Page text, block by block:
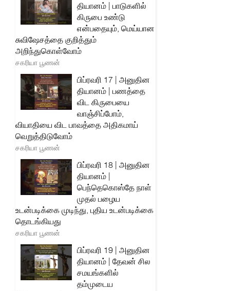
தியானம் | பாடுகளில்
கிருபை உண்டு
என்பதையும், மெய்யான
சுவிஷேசத்தை குறித்தும்
அறிந்துகொள்வோம்
சகரியா பூணன்
பிப்ரவரி 17 | அனுதின
தியானம் | பணத்தை
விட கிருபையை
வாஞ்சிப்போம்,
வியாதியை விட பாவத்தை அதிகமாய்
வெறுத்திடுவோம்
சகரியா பூணன்
பிப்ரவரி 18 | அனுதின
தியானம் |
பெந்தெகொஸ்தே நாள்
முதல் பழைய
உடன்படிக்கை முடிந்து, புதிய உடன்படிக்கை
தொடங்கியது
சகரியா பூணன்
பிப்ரவரி 19 | அனுதின
தியானம் | தேவன் சில
சமயங்களில்
தம்முடைய